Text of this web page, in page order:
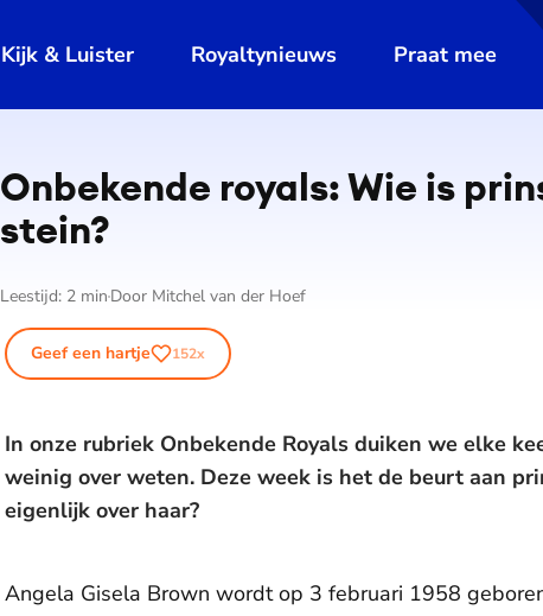
Kijk & Luister Royaltynieuws Praat mee
Onbekende royals: Wie is
stein?
Leestijd: 2 min Door Mitchel van der Hoef
Geef een hartje 152x
In onze rubriek Onbekende Royals duiken we elke
weinig over weten. Deze week is het de beurt aan
eigenlijk over haar?
Angela Gisela Brown wordt op 3 februari 1958